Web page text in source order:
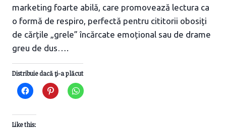
marketing foarte abilă, care promovează lectura ca
o formă de respiro, perfectă pentru cititorii obosiți
de cărțile „grele” încărcate emoțional sau de drame
greu de dus….
Distribuie dacă ţi-a plăcut
Like this: